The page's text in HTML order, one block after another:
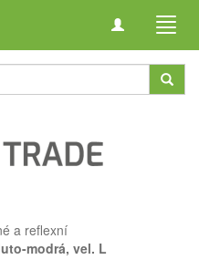
Toggle
a reflexní
modrá, vel. L